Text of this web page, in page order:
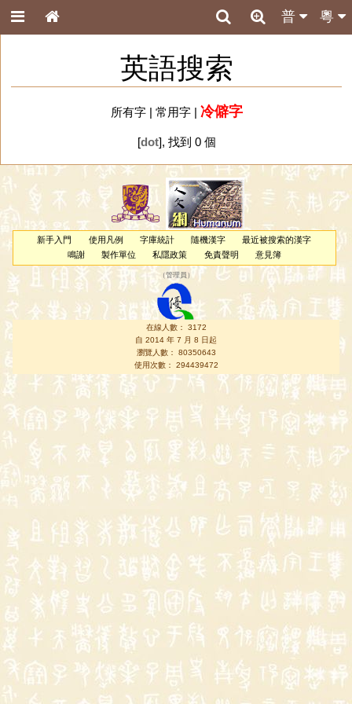
粵
普
英語搜索
所有字| 常用字| 冷僻字
[dot], 找到 0 個
新手入門 使用凡例 字庫統計 隨機漢字
最近被搜索的漢字
鳴謝
製作單位 私隱政策 免責聲明 意見簿
（管理員 ）
在線人數： 3172
自 2014 年 7 月 8 日起
瀏覽人數： 80350643
使用次數： 294439472